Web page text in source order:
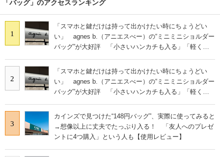
「バッグ」のアクセスランキング
1
「スマホと鍵だけは持って出かけたい時にちょうどい
い」 agnes b.（アニエスべー）の“ミニミニショルダー
バッグ”が大好評 「小さいハンカチも入る」「軽くて
2
「スマホと鍵だけは持って出かけたい時にちょうどい
い」 agnes b.（アニエスべー）の“ミニミニショルダー
バッグ”が大好評 「小さいハンカチも入る」「軽くて
3
カインズで見つけた“148円バッグ”、実際に使ってみると
→想像以上に丈夫でたっぷり入る！ 「友人へのプレゼ
ントに4つ購入」という人も【使用レビュー】